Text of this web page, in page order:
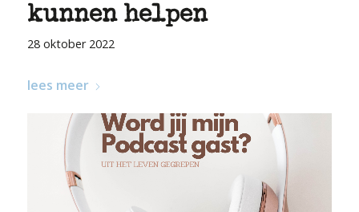
kunnen helpen
28 oktober 2022
lees meer